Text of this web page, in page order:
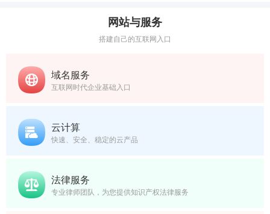
网站与服务
搭建自己的互联网入口
域名服务
互联网时代企业基础入口
云计算
快速、安全、稳定的云产品
法律服务
专业律师团队，为您提供知识产权法律服务